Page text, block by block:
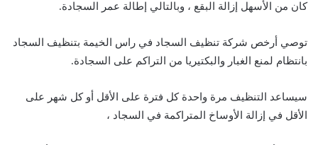
كان من الأسهل إزالة البقع ، وبالتالي إطالة عمر السجادة.
توصي أرخص شركة تنظيف السجاد في راس الخيمة بتنظيف السجاد
بانتظام لمنع الغبار والبكتيريا من التراكم على السجادة.
سيساعد التنظيف مرة واحدة كل فترة على الأقل أو كل شهر على
الأقل في إزالة الأوساخ المتراكمة في السجاد ،